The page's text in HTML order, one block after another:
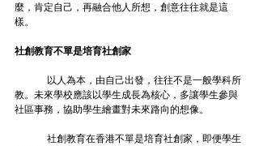
麼，肯定自己，再融合他人所想，創意往往就是這
樣。
社創教育不單是培育社創家
教。未來學校應該以學生成長為核心，多讓學生參與
社區事務，協助學生繪畫對未來路向的想像。